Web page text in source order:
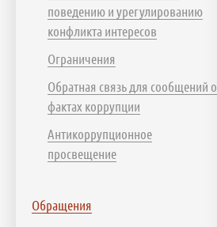
поведению и урегулированию
конфликта интересов
Ограничения
Обратная связь для сообщений о
фактах коррупции
Антикоррупционное
просвещение
Обращения